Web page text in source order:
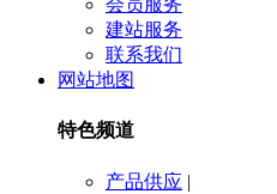
会员服务
建站服务
联系我们
网站地图
特色频道
产品供应 |